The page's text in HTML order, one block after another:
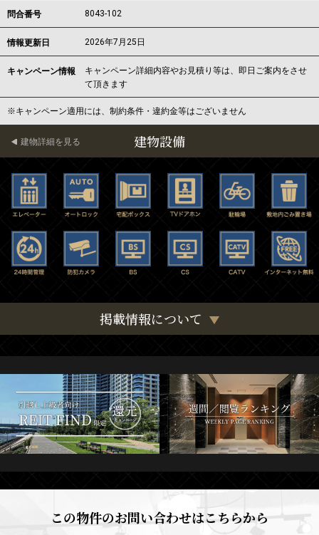
問合番号 8043-102
情報更新日 2026年7月25日
キャンペーン情報
キャンペーン詳細内容やお見積り等は、即日ご案内をさせ
て頂きます
※キャンペーン適用には、制約条件・違約金等はございません
建物設備
建物詳細を見る
掲載情報について
この物件のお問い合わせはこちらから